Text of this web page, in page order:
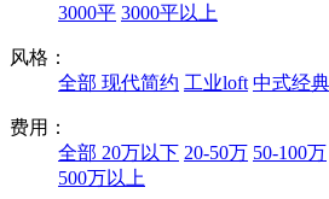
3000平 3000平以上
风格：
全部 现代简约 工业loft 中式经典
费用：
全部 20万以下 20-50万 50-100万
500万以上